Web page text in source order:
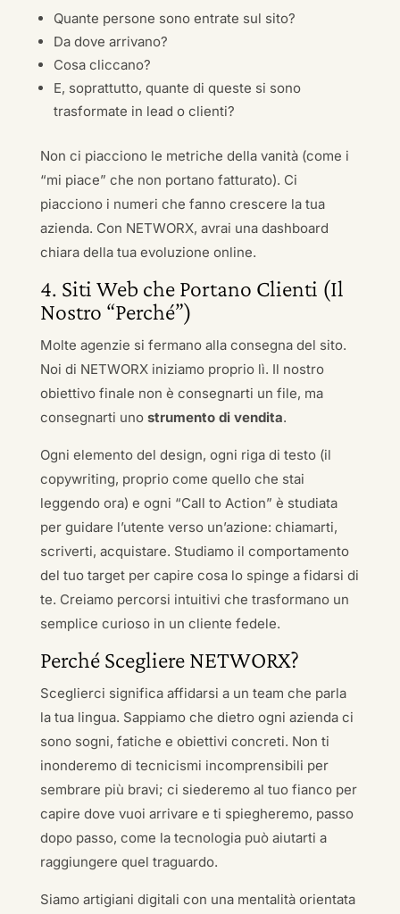
Quante persone sono entrate sul sito?
Da dove arrivano?
Cosa cliccano?
E, soprattutto, quante di queste si sono
trasformate in lead o clienti?
Non ci piacciono le metriche della vanità (come i
“mi piace” che non portano fatturato). Ci
piacciono i numeri che fanno crescere la tua
azienda. Con NETWORX, avrai una dashboard
chiara della tua evoluzione online.
4. Siti Web che Portano Clienti (Il
Nostro “Perché”)
Molte agenzie si fermano alla consegna del sito.
Noi di NETWORX iniziamo proprio lì. Il nostro
obiettivo finale non è consegnarti un file, ma
consegnarti uno strumento di vendita.
Ogni elemento del design, ogni riga di testo (il
copywriting, proprio come quello che stai
leggendo ora) e ogni “Call to Action” è studiata
per guidare l’utente verso un’azione: chiamarti,
scriverti, acquistare. Studiamo il comportamento
del tuo target per capire cosa lo spinge a fidarsi di
te. Creiamo percorsi intuitivi che trasformano un
semplice curioso in un cliente fedele.
Perché Scegliere NETWORX?
Sceglierci significa affidarsi a un team che parla
la tua lingua. Sappiamo che dietro ogni azienda ci
sono sogni, fatiche e obiettivi concreti. Non ti
inonderemo di tecnicismi incomprensibili per
sembrare più bravi; ci siederemo al tuo fianco per
capire dove vuoi arrivare e ti spiegheremo, passo
dopo passo, come la tecnologia può aiutarti a
raggiungere quel traguardo.
Siamo artigiani digitali con una mentalità orientata